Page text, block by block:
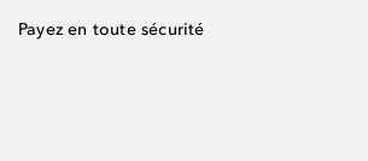
Payez en toute sécurité